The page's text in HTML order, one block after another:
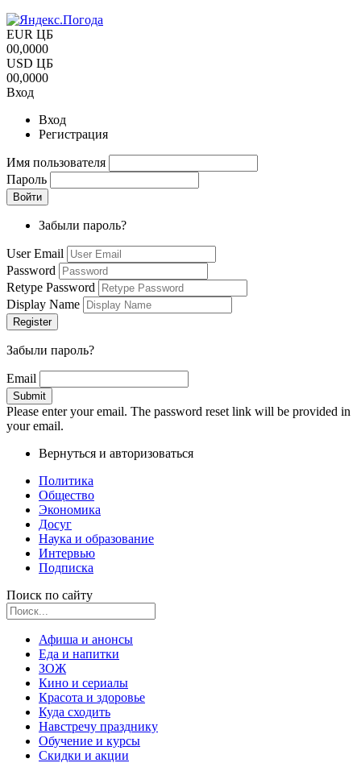
EUR ЦБ
00,0000
USD ЦБ
00,0000
Вход
Вход
Регистрация
Имя пользователя
Пароль
Забыли пароль?
User Email
Password
Retype Password
Display Name
Забыли пароль?
Email
Please enter your email. The password reset link will be provided in
your email.
Вернуться и авторизоваться
Политика
Общество
Экономика
Досуг
Наука и образование
Интервью
Подписка
Поиск по сайту
Афиша и анонсы
Еда и напитки
ЗОЖ
Кино и сериалы
Красота и здоровье
Куда сходить
Навстречу празднику
Обучение и курсы
Скидки и акции